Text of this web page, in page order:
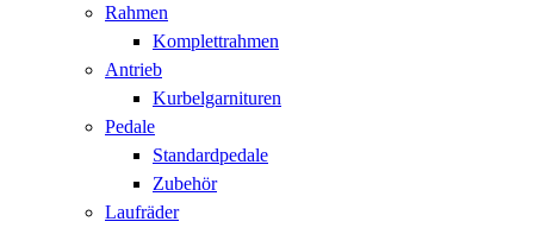
Rahmen
Komplettrahmen
Antrieb
Kurbelgarnituren
Pedale
Standardpedale
Zubehör
Laufräder